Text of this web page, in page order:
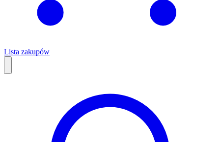
Lista zakupów